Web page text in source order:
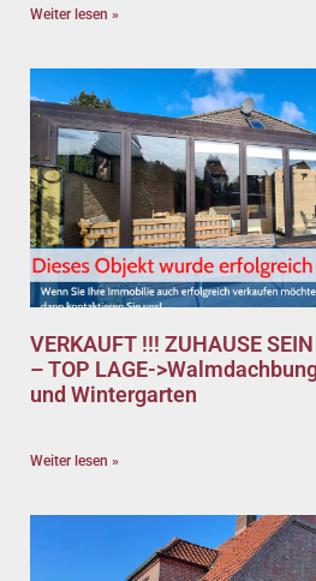
Weiter lesen »
VERKAUFT !!! ZUHAUSE
– TOP LAGE-
und Wintergarten
Weiter lesen »